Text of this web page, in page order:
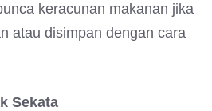
keracunan makanan jika
atau disimpan dengan cara
Sekata